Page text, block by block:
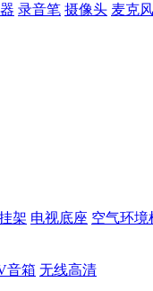
录音笔 摄像头 麦克风
架 电视底座 空气环境
音箱 无线高清